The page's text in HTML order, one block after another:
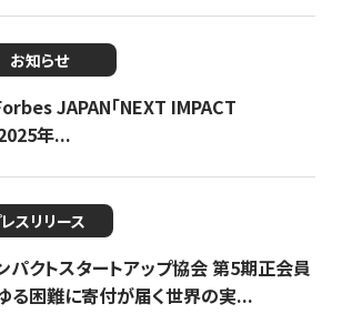
お知らせ
JAPAN「NEXT IMPACT
年...
スリリース
パクトスタートアップ協会 第5期正会員
る困難に寄付が届く世界の実...